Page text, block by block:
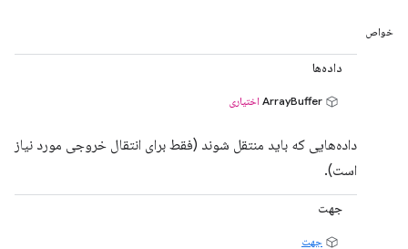
خواص
داده‌ها
اختیاری
داده‌هایی که باید منتقل شوند (فقط برای انتقال خروجی مورد نیاز
است).
جهت
جهت